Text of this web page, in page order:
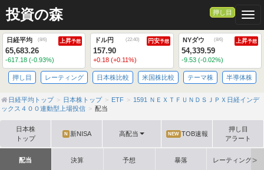
投資の森 押し目
日経平均 (8/6) 上昇予想
65,683.26
-617.18 (-0.93%)
ドル円 (22:40) 円安予想
157.90
+0.18 (+0.11%)
NYダウ (8/6) 上昇予想
54,339.59
-9.53 (-0.02%)
押し目 レーティング 日本株比較 米国株比較 テーマ株 半導体株
日経平均トップ 日本株トップ ETF
1591 ＮＥＸＴＦＵＮＤＳＪＰＸ日経インデ
ックス４００連動型上場投信
配当
日本株
トップ
N 新NISA 高配当 NEW TOB速報
押し目
アラート
配当 決算 予想 暴落 レーティング格